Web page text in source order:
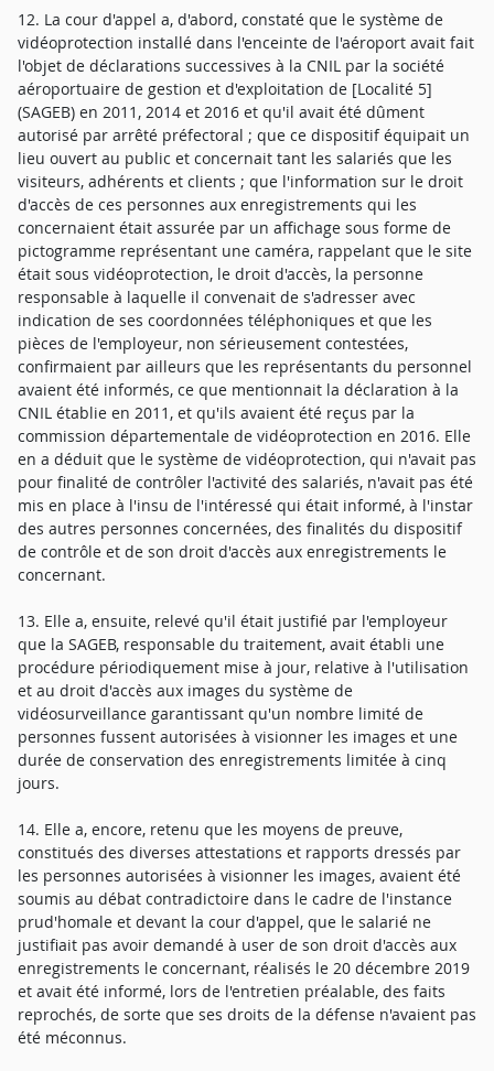
12. La cour d'appel a, d'abord, constaté que le système de
vidéoprotection installé dans l'enceinte de l'aéroport avait fait
l'objet de déclarations successives à la CNIL par la société
aéroportuaire de gestion et d'exploitation de [Localité 5]
(SAGEB) en 2011, 2014 et 2016 et qu'il avait été dûment
autorisé par arrêté préfectoral ; que ce dispositif équipait un
lieu ouvert au public et concernait tant les salariés que les
visiteurs, adhérents et clients ; que l'information sur le droit
d'accès de ces personnes aux enregistrements qui les
concernaient était assurée par un affichage sous forme de
pictogramme représentant une caméra, rappelant que le site
était sous vidéoprotection, le droit d'accès, la personne
responsable à laquelle il convenait de s'adresser avec
indication de ses coordonnées téléphoniques et que les
pièces de l'employeur, non sérieusement contestées,
confirmaient par ailleurs que les représentants du personnel
avaient été informés, ce que mentionnait la déclaration à la
CNIL établie en 2011, et qu'ils avaient été reçus par la
commission départementale de vidéoprotection en 2016. Elle
en a déduit que le système de vidéoprotection, qui n'avait pas
pour finalité de contrôler l'activité des salariés, n'avait pas été
mis en place à l'insu de l'intéressé qui était informé, à l'instar
des autres personnes concernées, des finalités du dispositif
de contrôle et de son droit d'accès aux enregistrements le
concernant.
13. Elle a, ensuite, relevé qu'il était justifié par l'employeur
que la SAGEB, responsable du traitement, avait établi une
procédure périodiquement mise à jour, relative à l'utilisation
et au droit d'accès aux images du système de
vidéosurveillance garantissant qu'un nombre limité de
personnes fussent autorisées à visionner les images et une
durée de conservation des enregistrements limitée à cinq
jours.
14. Elle a, encore, retenu que les moyens de preuve,
constitués des diverses attestations et rapports dressés par
les personnes autorisées à visionner les images, avaient été
soumis au débat contradictoire dans le cadre de l'instance
prud'homale et devant la cour d'appel, que le salarié ne
justifiait pas avoir demandé à user de son droit d'accès aux
enregistrements le concernant, réalisés le 20 décembre 2019
et avait été informé, lors de l'entretien préalable, des faits
reprochés, de sorte que ses droits de la défense n'avaient pas
été méconnus.